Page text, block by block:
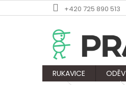
na
+420 725 890 513
RUKAVICE ODĚV